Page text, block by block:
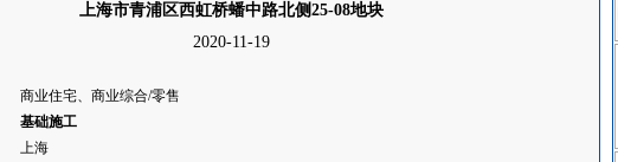
上海市青浦区西虹桥蟠中路北侧25-08地块
2020-11-19
商业住宅、商业综合/零售
基础施工
上海